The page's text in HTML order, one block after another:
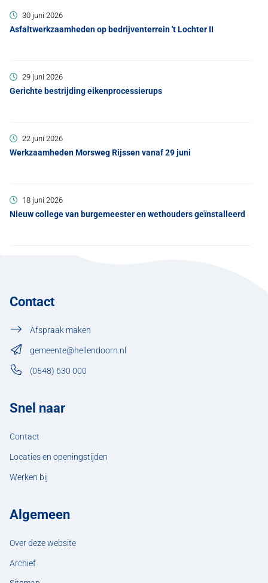
Asfaltwerkzaamheden op bedrijventerrein 't Lochter II
30 juni 2026
Gerichte bestrijding eikenprocessierups
29 juni 2026
Werkzaamheden Morsweg Rijssen vanaf 29 juni
22 juni 2026
Nieuw college van burgemeester en wethouders geïnstalleerd
18 juni 2026
Contact
Afspraak maken
gemeente@hellendoorn.nl
(0548) 630 000
Snel naar
Contact
Locaties en openingstijden
Werken bij
Algemeen
Over deze website
Archief